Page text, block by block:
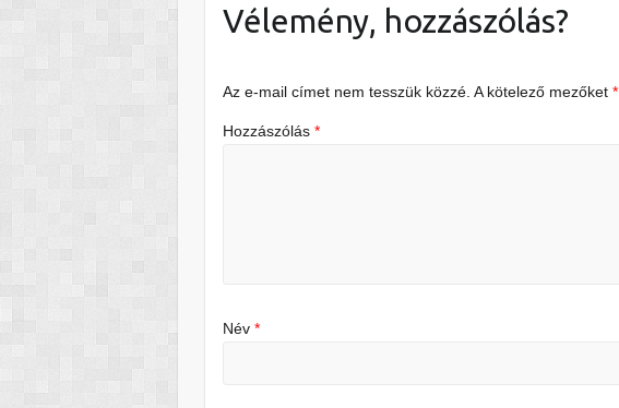
Vélemény, hozzászólás?
Az e-mail címet nem tesszük közzé. A kötelező mezőket*
Hozzászólás*
Név*